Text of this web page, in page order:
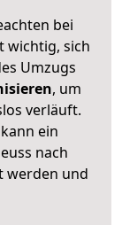
bei
wichtig, sich
Umzugs
, um
verläuft.
ein
nach
werden und